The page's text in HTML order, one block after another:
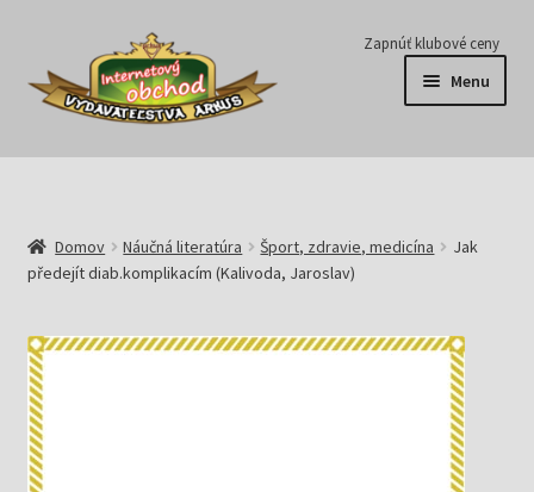
Preskočiť
navigáciu
Preskočiť
obsah
Zapnúť klubové ceny
Menu
Série
E-knihy
Predplatné
Pripravujeme
Pre školy
Domov Náučná literatúra Šport, zdravie, medicína
Jak
předejít diab.komplikacím (Kalivoda, Jaroslav)